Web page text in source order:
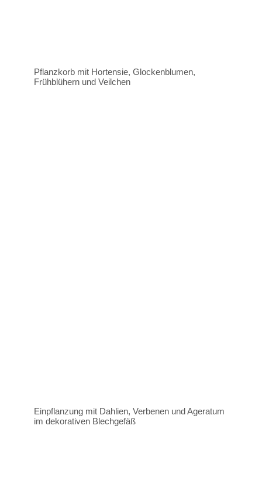
Pflanzkorb mit Hortensie, Glockenblumen,
Frühblühern und Veilchen
Einpflanzung mit Dahlien, Verbenen und Ageratum
im dekorativen Blechgefäß